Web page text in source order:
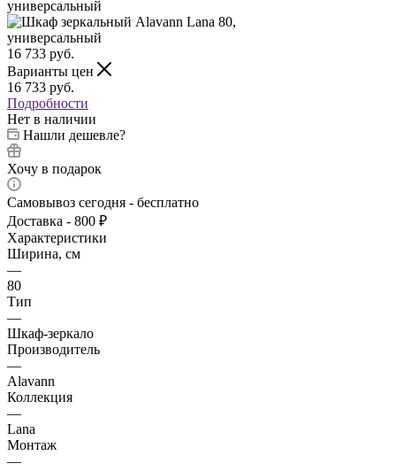
16 733 руб.
Варианты цен
16 733 руб.
Подробности
Нет в наличии
Нашли дешевле?
Хочу в подарок
Самовывоз сегодня - бесплатно
Доставка - 800 ₽
Характеристики
Ширина, см
—
80
Тип
—
Шкаф-зеркало
Производитель
—
Alavann
Коллекция
—
Lana
Монтаж
—